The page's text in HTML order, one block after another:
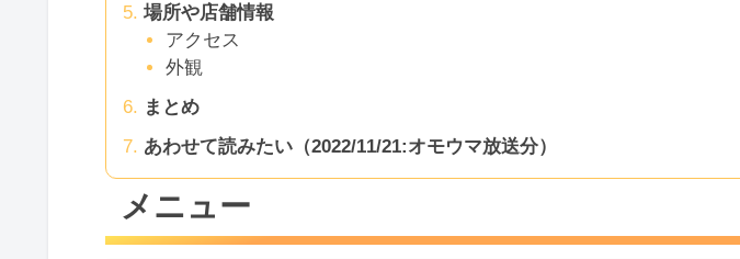
場所や店舗情報
アクセス
外観
まとめ
あわせて読みたい（2022/11/21:オモウマ放送分）
メニュー